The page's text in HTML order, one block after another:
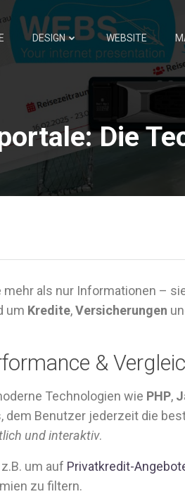
DESIGN WEBSITE
Die
mehr als nur Informationen –
um Kredite,Versicherungen
&
Technologien wie PHP,
dem Benutzer jederzeit die
und interaktiv.
um auf Privatkredit-
zu filtern.